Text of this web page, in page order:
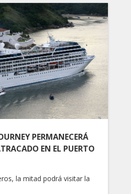
PERMANECERÁ
EN EL PUERTO
la mitad podrá visitar la